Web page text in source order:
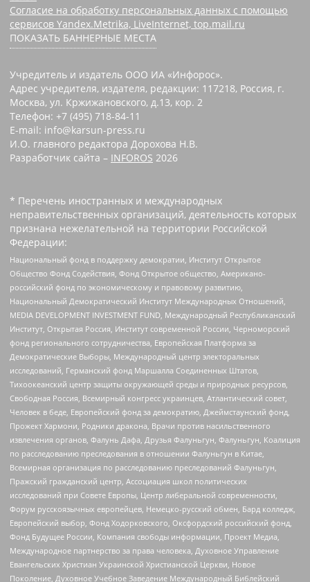
Согласие на обработку персональных данных с помощью
сервисов Yandex.Metrika, LiveInternet, top.mail.ru
ПОКАЗАТЬ БАННЕРНЫЕ МЕСТА
Учредитель и издатель ООО ИА «Инфорос».
Адрес учредителя, издателя, редакции: 117218, Россия, г.
Москва, ул. Кржижановского, д.13, кор. 2
Телефон: +7 (495) 718-84-11
E-mail: info@karsun-press.ru
И.О. главного редактора Дорохова Н.В.
Разработчик сайта – INFOROS 2026
* Перечень иностранных и международных
неправительственных организаций, деятельность которых
признана нежелательной на территории Российской
Федерации:
Национальный фонд в поддержку демократии, Институт Открытое
Общество Фонд Содействия, Фонд Открытое общество, Американо-
российский фонд по экономическому и правовому развитию,
Национальный Демократический Институт Международных Отношений,
MEDIA DEVELOPMENT INVESTMENT FUND, Международный Республиканский
Институт, Открытая Россия, Институт современной России, Черноморский
фонд регионального сотрудничества, Европейская Платформа за
Демократические Выборы, Международный центр электоральных
исследований, Германский фонд Маршалла Соединенных Штатов,
Тихоокеанский центр защиты окружающей среды и природных ресурсов,
Свободная Россия, Всемирный конгресс украинцев, Атлантический совет,
Человек в беде, Европейский фонд за демократию, Джеймстаунский фонд,
Прожект Хармони, Родники дракона, Врачи против насильственного
извлечения органов, Фалунь Дафа, Друзья Фалуньгун, Фалуньгун, Коалиция
по расследованию преследования в отношении Фалуньгун в Китае,
Всемирная организация по расследованию преследований Фалуньгун,
Пражский гражданский центр, Ассоциация школ политических
исследований при Совете Европы, Центр либеральной современности,
Форум русскоязычных европейцев, Немецко-русский обмен, Бард колледж,
Европейский выбор, Фонд Ходорковского, Оксфордский российский фонд,
Фонд Будущее России, Компания свободы информации, Проект Медиа,
Международное партнерство за права человека, Духовное Управление
Евангельских Христиан Украинской Христианской Церкви, Новое
Поколение, Духовное Учебное Заведение Международный Библейский